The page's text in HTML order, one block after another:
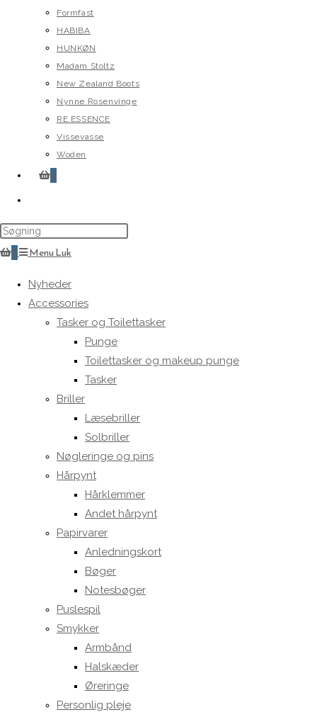
Formfast
HABIBA
HUNKØN
Madam Stoltz
New Zealand Boots
Nynne Rosenvinge
RE.ESSENCE
Vissevasse
Woden
0
website
search
0 MenuLuk
Nyheder
Accessories
Tasker og Toilettasker
Punge
Toilettasker og makeup punge
Tasker
Briller
Læsebriller
Solbriller
Nøgleringe og pins
Hårpynt
Hårklemmer
Andet hårpynt
Papirvarer
Anledningskort
Bøger
Notesbøger
Puslespil
Smykker
Armbånd
Halskæder
Øreringe
Personlig pleje